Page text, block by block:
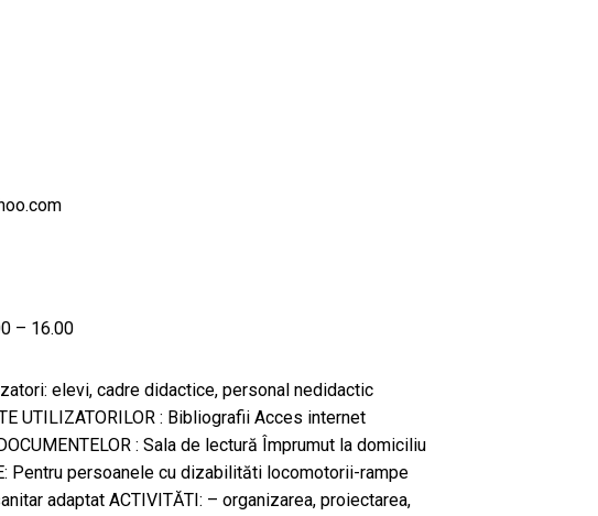
– 16.00
elevi, cadre didactice, personal nedidactic
UTILIZATORILOR : Bibliografii Acces internet
: Sala de lectură Împrumut la domiciliu
Pentru persoanele cu dizabilităti locomotorii-rampe
adaptat ACTIVITĂTI: – organizarea, proiectarea,